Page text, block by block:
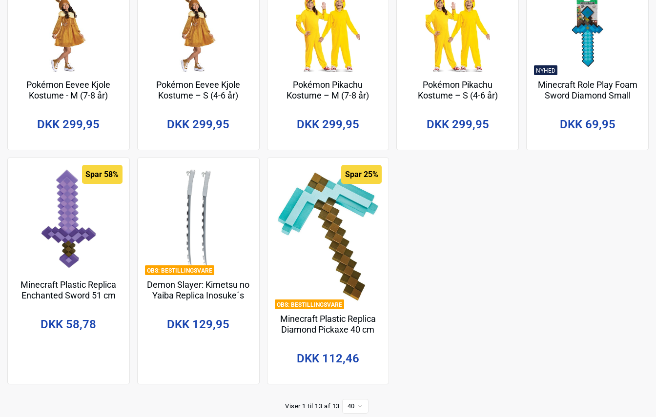
Pokémon Eevee Kjole
Kostume - M (7-8 år)
DKK 299,95
Pokémon Eevee Kjole
Kostume – S (4-6 år)
DKK 299,95
Pokémon Pikachu
Kostume – M (7-8 år)
DKK 299,95
Pokémon Pikachu
Kostume – S (4-6 år)
DKK 299,95
NYHED
Minecraft Role Play Foam
Sword Diamond Small
DKK 69,95
Spar 58%
Minecraft Plastic Replica
Enchanted Sword 51 cm
DKK 58,78
BESTILLINGSVARE
Demon Slayer: Kimetsu no
Yaiba Replica Inosuke´s
DKK 129,95
BESTILLINGSVARE
Spar 25%
Minecraft Plastic Replica
Diamond Pickaxe 40 cm
DKK 112,46
Viser 1 til 13 af 13 40